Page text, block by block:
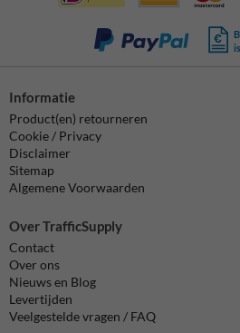
Informatie
Product(en) retourneren
Cookie / Privacy
Disclaimer
Sitemap
Algemene Voorwaarden
Over TrafficSupply
Contact
Over ons
Nieuws en Blog
Levertijden
Veelgestelde vragen / FAQ